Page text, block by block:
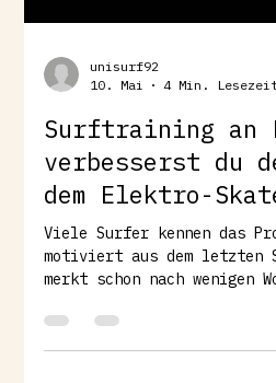
unisurf92
10. Mai
4 Min.
Surftraining an
verbesserst du
dem Elektro-
Viele Surfer kennen das
motiviert aus dem letzten
merkt schon nach wenigen
Die klassische Lösung ist
Training. Und genau